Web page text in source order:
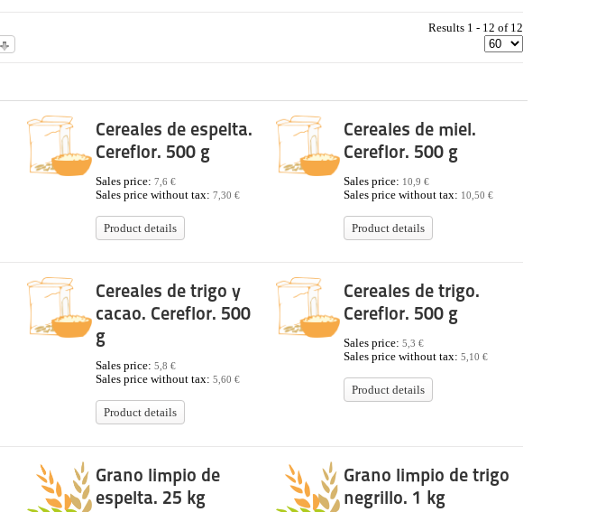
Results 1 - 12 of 12
Cereales de espelta.
Cereflor. 500 g
Sales price: 7,6 €
Sales price without tax: 7,30 €
Product details
Cereales de miel.
Cereflor. 500 g
Sales price: 10,9 €
Sales price without tax: 10,50 €
Product details
Cereales de trigo y
cacao. Cereflor. 500
g
Sales price: 5,8 €
Sales price without tax: 5,60 €
Product details
Cereales de trigo.
Cereflor. 500 g
Sales price:5,3 €
Sales price without tax:5,10 €
Product details
Grano limpio de
espelta. 25 kg
Grano limpio de trigo
negrillo. 1 kg